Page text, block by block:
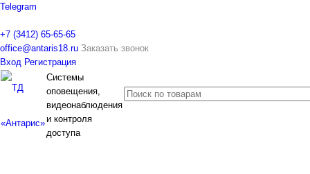
Telegram
+7 (3412) 65-65-65
office@antaris18.ru Заказать звонок
Вход Регистрация
Системы
оповещения,
видеонаблюдения
и контроля
доступа